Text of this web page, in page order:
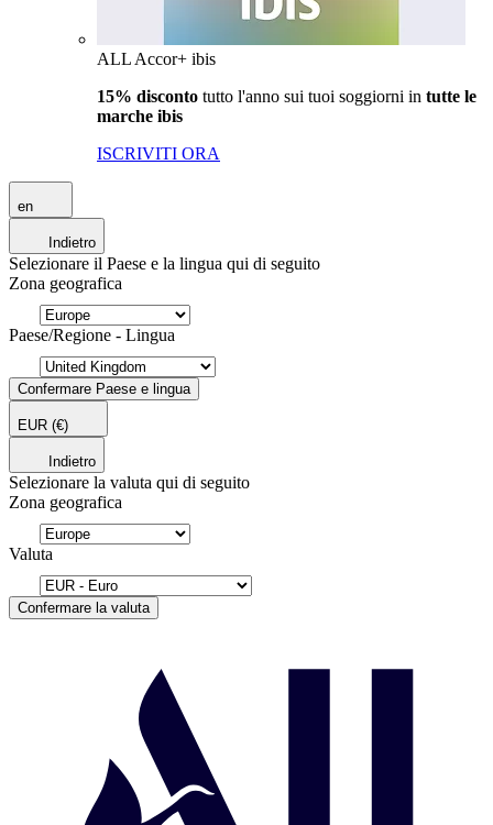
ALL Accor+ ibis
15% disconto tutto l'anno sui tuoi soggiorni in tutte le
marche ibis
ISCRIVITI ORA
en
Indietro
Selezionare il Paese e la lingua qui di seguito
Zona geografica
Paese/Regione - Lingua
Confermare Paese e lingua
EUR (€)
Indietro
Selezionare la valuta qui di seguito
Zona geografica
Valuta
Confermare la valuta